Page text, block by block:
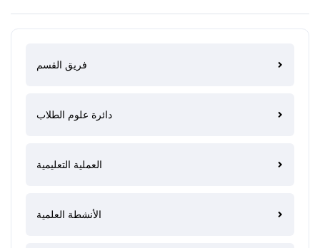
فريق القسم
دائرة علوم الطلاب
العملية التعليمية
الأنشطة العلمية